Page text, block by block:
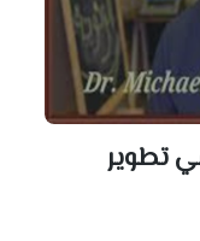
تطوير